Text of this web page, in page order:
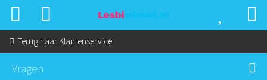
Terug naar Klantenservice
Vragen